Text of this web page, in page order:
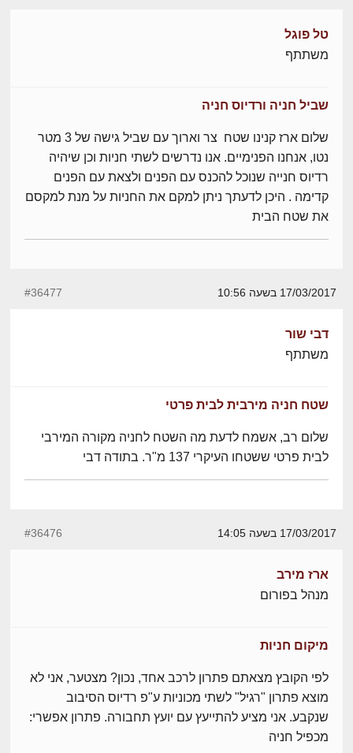
טל פוגל
משתתף
שביל חניה ורדיוס חניה
שלום ארז קנינו שטח צר וארוך עם שביל גישה של 3 מטר
נטו, אנחנו הפנימיים. אנו נדרשים לשתי חניות וכן שיהיה
רדיוס חנייה שנוכל להכנס עם הפנים ולצאת עם הפנים
קדימה . היכן לדעתך ניתן למקם את החניות על מנת למקסם
את שטח הבית
17/03/2017 בשעה 10:56 #36477
דבי שור
משתתף
שטח חניה מירבית לבית פרטי
שלום רב, אשמח לדעת מה השטח לחניה מקורה המירבי
לבית פרטי ששטחו העיקרי 137 מ"ר. בתודה דבי
17/03/2017 בשעה 14:05 #36476
ארז מירב
מנהל בפורום
מיקום חניות
לפי הקובץ מצאתם פתרון לרכב אחד, נכון? מצטער, אני לא
מוצא פתרון "רגיל" לשתי מכוניות ע"פ רדיוס הסיבוב
שנקבע. אני מציע להתייעץ עם יועץ תחבורה. פתרון אפשרי:
מכפיל חניה